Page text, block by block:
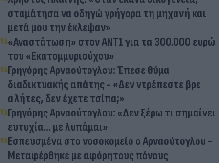
σταμάτησα να οδηγώ γρήγορα τη μηχανή και
μετά μου την έκλεψαν»
«Αναστάτωση» στον ΑΝΤ1 για τα 300.000 ευρώ
του «Εκατομμυριούχου»
Γρηγόρης Αρναούτογλου: Έπεσε θύμα
διαδικτυακής απάτης - «Δεν ντρέπεστε βρε
αλήτες, δεν έχετε τσίπα;»
Γρηγόρης Αρναούτογλου: «Δεν ξέρω τι σημαίνει
ευτυχία... με λυπάμαι»
Εσπευσμένα στο νοσοκομείο ο Αρναούτογλου -
Μεταφέρθηκε με αφόρητους πόνους